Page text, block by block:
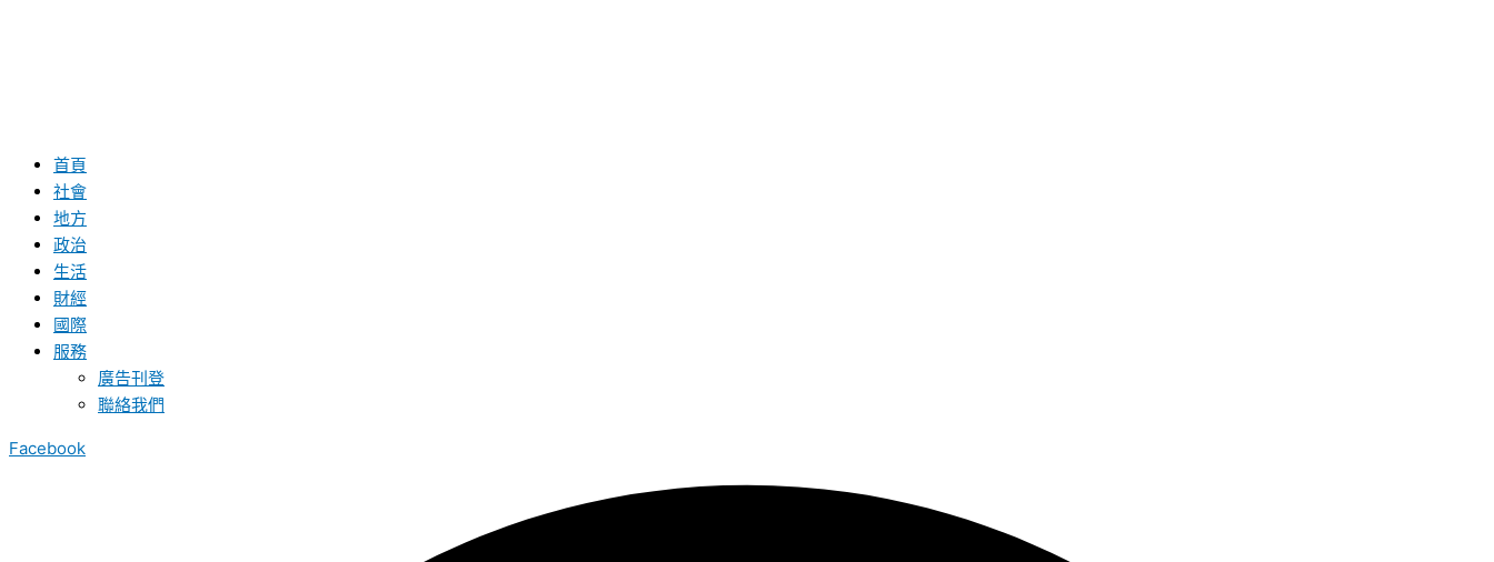
首頁
社會
地方
政治
生活
財經
國際
服務
廣告刊登
聯絡我們
Facebook